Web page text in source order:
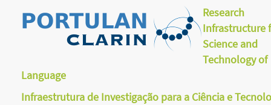
Research
Infrastructure
Science and
Technology of
Language
Infraestrutura de Investigação para a Ciência e